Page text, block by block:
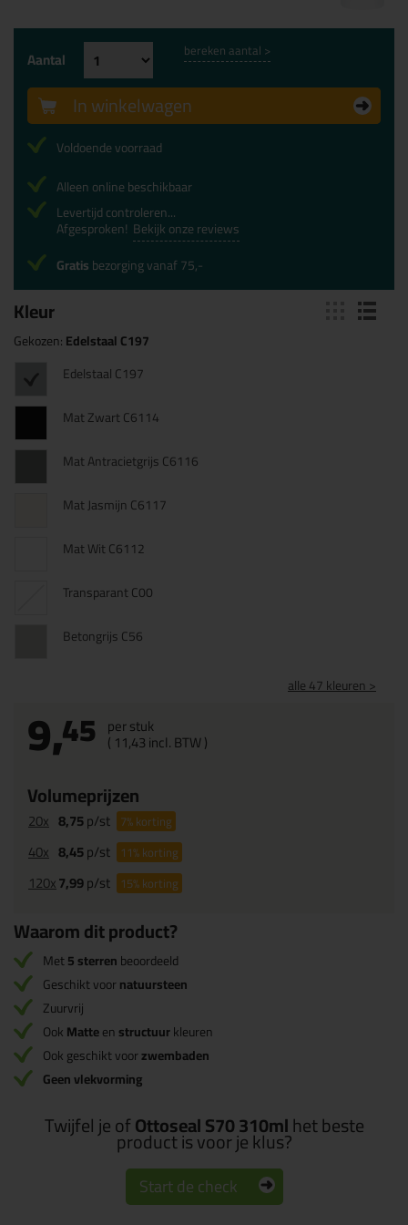
Kleur
Gekozen:Edelstaal C197
Edelstaal C197
Mat Zwart C6114
Mat Antracietgrijs C6116
Mat Jasmijn C6117
Mat Wit C6112
Transparant C00
Betongrijs C56
alle 47 kleuren >
9,45 per stuk
( 11,43incl. BTW )
Volumeprijzen
20x 8,75p/st 7%korting
40x 8,45p/st 11%korting
120x7,99p/st 15%korting
Aantal bereken aantal >
In winkelwagen
Voldoende voorraad
Alleen online beschikbaar
Levertijd controleren...
Afgesproken! Bekijk onze reviews
Gratisbezorging vanaf 75,-
Waarom dit product?
Met5 sterrenbeoordeeld
Geschikt voornatuursteen
Zuurvrij
OokMatteenstructuurkleuren
Ook geschikt voorzwembaden
Geen vlekvorming
Twijfel je ofOttoseal S70 310mlhet beste
product is voor je klus?
Start de check